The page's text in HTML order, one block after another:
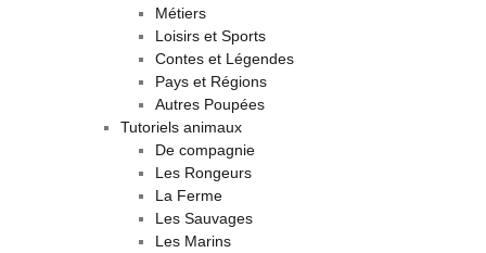
Métiers
Loisirs et Sports
Contes et Légendes
Pays et Régions
Autres Poupées
Tutoriels animaux
De compagnie
Les Rongeurs
La Ferme
Les Sauvages
Les Marins